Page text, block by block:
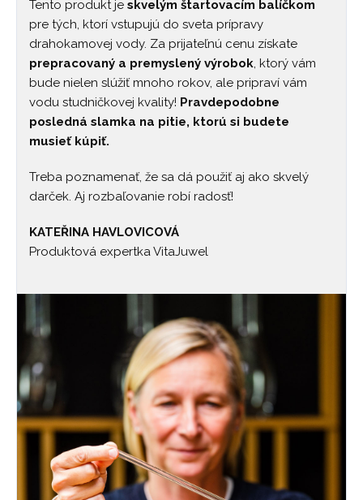
Tento produkt je skvelým štartovacím balíčkom
pre tých, ktorí vstupujú do sveta prípravy
drahokamovej vody. Za prijateľnú cenu získate
prepracovaný a premyslený výrobok, ktorý vám
bude nielen slúžiť mnoho rokov, ale pripraví vám
vodu studničkovej kvality! Pravdepodobne
posledná slamka na pitie, ktorú si budete
musieť kúpiť.
Treba poznamenať, že sa dá použiť aj ako skvelý
darček. Aj rozbaľovanie robí radosť!
KATEŘINA HAVLOVICOVÁ
Produktová expertka VitaJuwel